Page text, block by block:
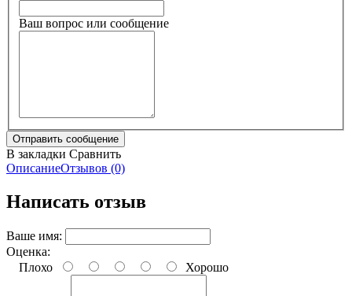
Ваш вопрос или сообщение
В закладки Сравнить
ОписаниеОтзывов (0)
Написать отзыв
Ваше имя:
Оценка:
Плохо
Хорошо